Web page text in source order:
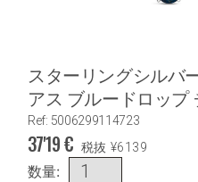
スターリングシルバ
アス ブルードロップ
Ref: 5006299114723
37'19€ 税抜 ¥6139
数量: